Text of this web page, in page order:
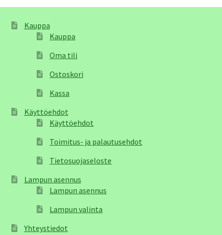
Kauppa
Kauppa
Oma tili
Ostoskori
Kassa
Käyttöehdot
Käyttöehdot
Toimitus- ja palautusehdot
Tietosuojaseloste
Lampun asennus
Lampun asennus
Lampun valinta
Yhteystiedot